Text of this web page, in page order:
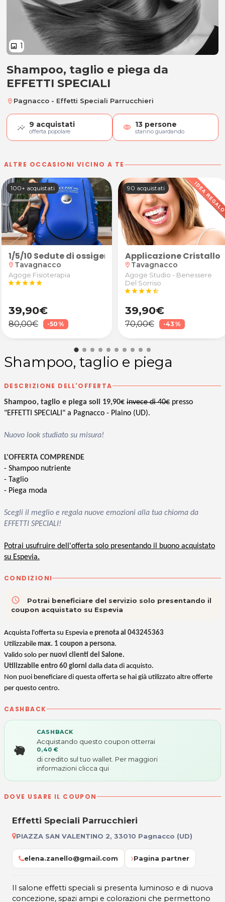
image 1
Shampoo, taglio e piega
Shampoo, taglio e piega da
EFFETTI SPECIALI
location_on Pagnacco - Effetti Speciali Parrucchieri
9 acquistati
offerta popolare visibility 13 persone
stanno guardando
ALTRE OCCASIONI VICINO A TE
BlancOne®
100+ acquistati
1/5/10 Sedute di ossigenoterapia in camera
location_on Tavagnacco
Agoge Fisioterapia
starstarstarstarstar
39,90€
80,00€ -50%
90 acquistati
Applicazione Cristallo
location_on Tavagnacco
Agoge Studio - Benessere
Del Sorriso
starstarstarstarstar_half
39,90€
70,00€ -43%
Shampoo, taglio e piega
DESCRIZIONE DELL'OFFERTA
Shampoo, taglio e piega soli 19,90€ invece di 40€ presso
"EFFETTI SPECIALI" a Pagnacco - Plaino (UD).
Nuovo look studiato su misura!
L'OFFERTA COMPRENDE
- Shampoo nutriente
- Taglio
- Piega moda
Scegli il meglio e regala nuove emozioni alla tua chioma da
EFFETTI SPECIALI!
Potrai usufruire dell'offerta solo presentando il buono acquistato
su Espevia.
CONDIZIONI
access_time
Potrai beneficiare del servizio solo presentando il
coupon acquistato su Espevia
Acquista l'offerta su Espevia e prenota al 043245363
Utilizzabile max. 1 coupon a persona.
Valido solo per nuovi clienti del Salone.
Utilizzabile entro 60 giorni dalla data di acquisto.
Non puoi beneficiare di questa offerta se hai già utilizzato altre offerte
per questo centro.
CASHBACK
CASHBACK
Acquistando questo coupon otterrai
0,40 €
di credito sul tuo wallet. Per maggiori
informazioni clicca qui
DOVE USARE IL COUPON
Effetti Speciali Parrucchieri
PIAZZA SAN VALENTINO 2, 33010 Pagnacco (UD)
elena.zanello@gmail.com Pagina partner
Il salone effetti speciali si presenta luminoso e di nuova
concezione, spazi ampi e colorazioni che permettono